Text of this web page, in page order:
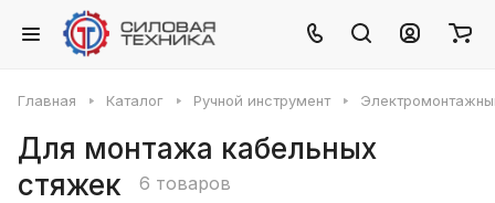
Главная Каталог Ручной инструмент
Для монтажа кабельных
стяжек
6 товаров